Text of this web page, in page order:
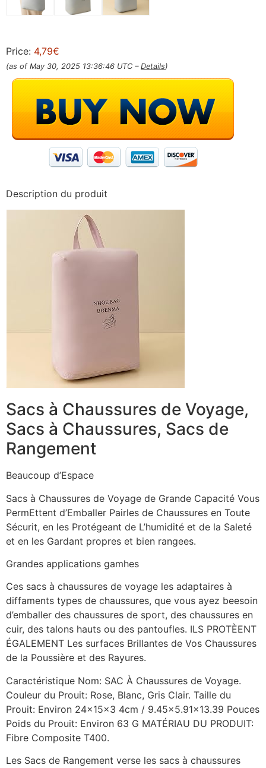
Price: 4,79€
(as of May 30, 2025 13:36:46 UTC – Details)
Description du produit
Sacs à Chaussures de Voyage,
Sacs à Chaussures, Sacs de
Rangement
Beaucoup d’Espace
Sacs à Chaussures de Voyage de Grande Capacité Vous
PermEttent d’Emballer Pairles de Chaussures en Toute
Sécurit, en les Protégeant de L’humidité et de la Saleté
et en les Gardant propres et bien rangees.
Grandes applications gamhes
Ces sacs à chaussures de voyage les adaptaires à
diffaments types de chaussures, que vous ayez beesoin
d’emballer des chaussures de sport, des chaussures en
cuir, des talons hauts ou des pantoufles. ILS PROTÈENT
ÉGALEMENT Les surfaces Brillantes de Vos Chaussures
de la Poussière et des Rayures.
Caractéristique Nom: SAC À Chaussures de Voyage.
Couleur du Prouit: Rose, Blanc, Gris Clair. Taille du
Prouit: Environ 24x15x3 4cm / 9.45×5.91×13.39 Pouces
Poids du Prouit: Environ 63 G MATÉRIAU DU PRODUIT:
Fibre Composite T400.
Les Sacs de Rangement verse les sacs à chaussures